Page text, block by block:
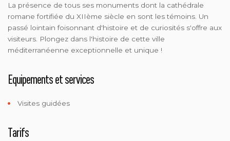
La présence de tous ses monuments dont la cathédrale
romane fortifiée du XIIème siècle en sont les témoins. Un
passé lointain foisonnant d'histoire et de curiosités s'offre aux
visiteurs. Plongez dans l'histoire de cette ville
méditerranéenne exceptionnelle et unique !
Equipements et services
Visites guidées
Tarifs